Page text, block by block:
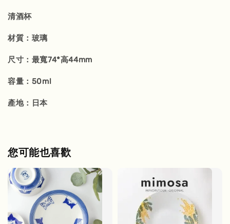
清酒杯
材質：玻璃
尺寸：最寬74*高44mm
容量：50ml
產地：日本
您可能也喜歡